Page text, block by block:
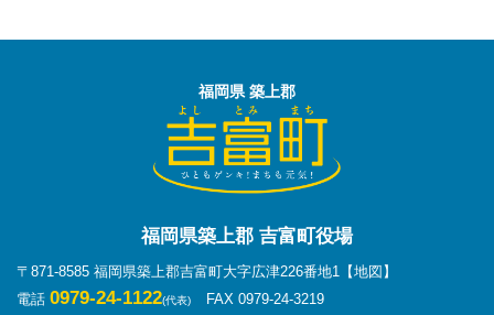
福岡県 築上郡
福岡県築上郡 吉富町役場
〒871-8585 福岡県築上郡吉富町大字広津226番地1
【地図】
電話 0979-24-1122(代表)
FAX 0979-24-3219